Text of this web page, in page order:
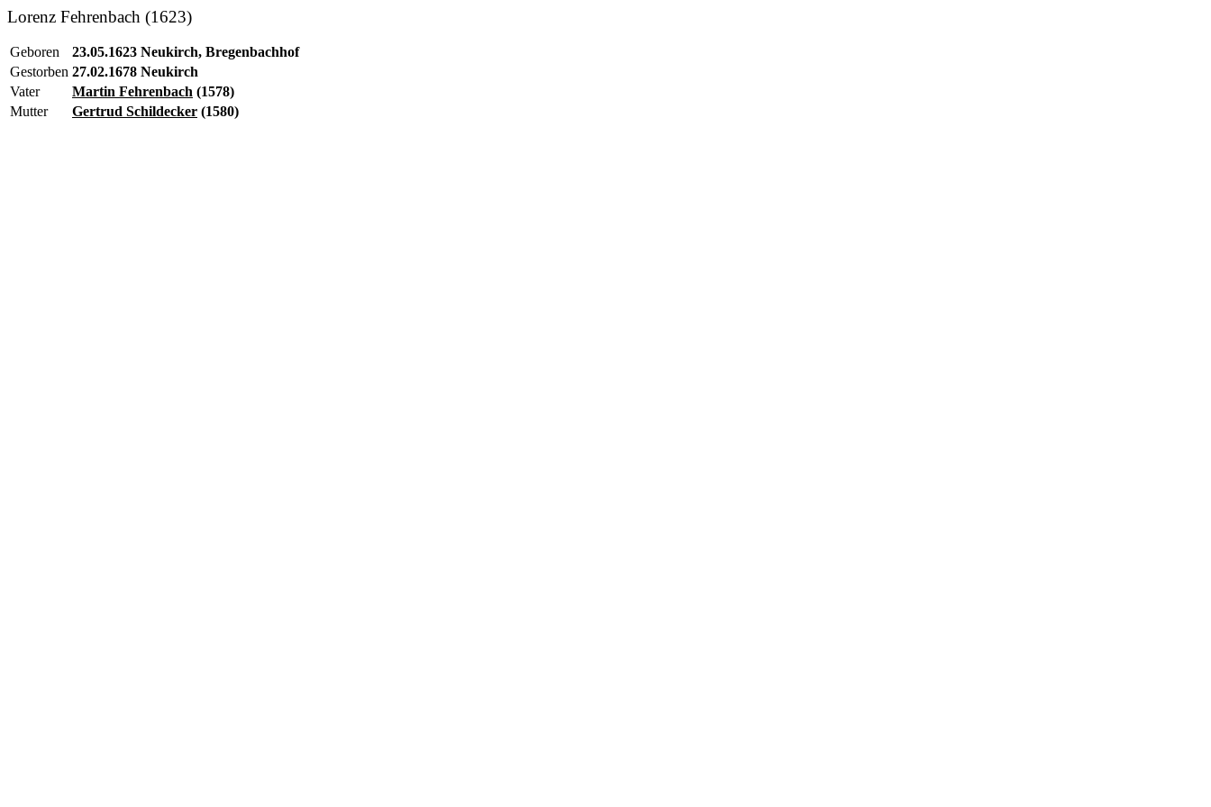
Lorenz Fehrenbach (1623)
Geboren
23.05.1623 Neukirch, Bregenbachhof
Gestorben 27.02.1678 Neukirch
Vater
Martin Fehrenbach (1578)
Mutter
Gertrud Schildecker (1580)